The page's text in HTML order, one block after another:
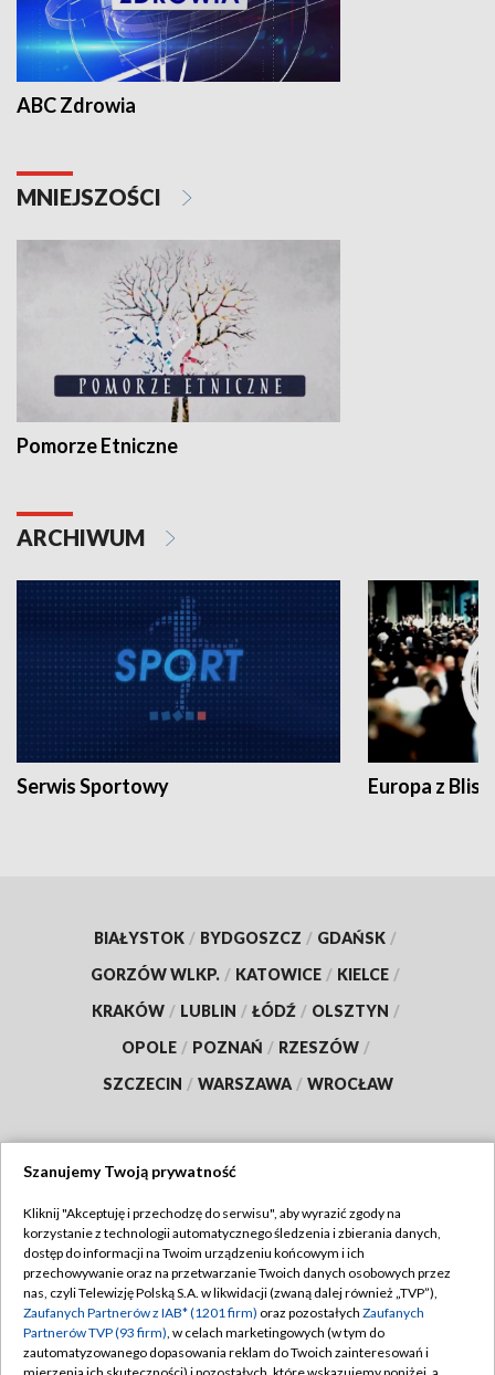
ABC Zdrowia
MNIEJSZOŚCI
Pomorze Etniczne
ARCHIWUM
Serwis Sportowy Europa z
BIAŁYSTOK / BYDGOSZCZ / GDAŃSK /
GORZÓW WLKP. / KATOWICE / KIELCE /
KRAKÓW / LUBLIN / ŁÓDŹ / OLSZTYN /
OPOLE / POZNAŃ / RZESZÓW /
SZCZECIN / WARSZAWA / WROCŁAW
TVP
Abonament TVP
Emisja w TVP
Centrum informacji TVP
Regulamin TVP
Polityka prywatności
Moje zgody
Szanujemy Twoją prywatność
Kliknij "Akceptuję i przechodzę do serwisu", aby wyrazić zgody na
korzystanie z technologii automatycznego śledzenia i zbierania danych,
dostęp do informacji na Twoim urządzeniu końcowym i ich
przechowywanie oraz na przetwarzanie Twoich danych osobowych przez
nas, czyli Telewizję Polską S.A. w likwidacji (zwaną dalej również „TVP”),
Zaufanych Partnerów z IAB* (1201 firm) oraz pozostałych Zaufanych
Partnerów TVP (93 firm), w celach marketingowych (w tym do
zautomatyzowanego dopasowania reklam do Twoich zainteresowań i